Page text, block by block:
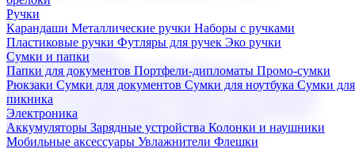
Ручки
Карандаши Металлические ручки Наборы с ручками
Пластиковые ручки Футляры для ручек Эко ручки
Сумки и папки
Папки для документов Портфели-дипломаты Промо-сумки
Рюкзаки Сумки для документов Сумки для ноутбука Сумки для
пикника
Электроника
Аккумуляторы Зарядные устройства Колонки и наушники
Мобильные аксессуары Увлажнители Флешки
Подарочные наборы
Бизнес наборыКофейные наборы Кошельки
Наборы из кожиНаборы ручекНаборы с аккумуляторами
Наборы с бутылками для воды
Наборы с ежедневниками
Наборы с кружками
флешкамиНовогодние наборыЧайные наборы